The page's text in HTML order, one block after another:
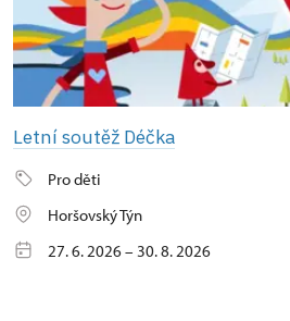
Letní soutěž Déčka
Pro děti
Horšovský Týn
27. 6. 2026 – 30. 8. 2026